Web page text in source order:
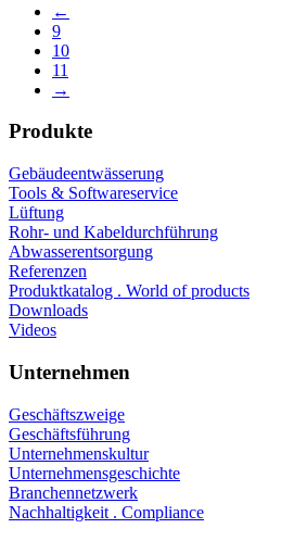
←
9
10
11
→
Produkte
Gebäudeentwässerung
Tools & Softwareservice
Lüftung
Rohr- und Kabeldurchführung
Abwasserentsorgung
Referenzen
Produktkatalog . World of products
Downloads
Videos
Unternehmen
Geschäftszweige
Geschäftsführung
Unternehmenskultur
Unternehmensgeschichte
Branchennetzwerk
Nachhaltigkeit . Compliance